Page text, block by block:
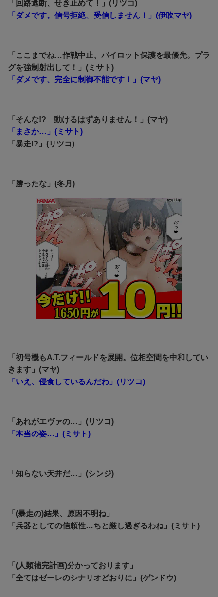
「回路遮断、せき止めて！」(リツコ)
「ダメです。信号拒絶、受信しません！」(伊吹マヤ)
「ここまでね…作戦中止、パイロット保護を最優先。プラ
グを強制射出して！」(ミサト)
「ダメです、完全に制御不能です！」(マヤ)
「そんな!? 動けるはずありません！」(マヤ)
「まさか…」(ミサト)
「暴走!?」(リツコ)
「勝ったな」(冬月)
「初号機もA.T.フィールドを展開。位相空間を中和してい
きます」(マヤ)
「いえ、侵食しているんだわ」(リツコ)
「あれがエヴァの…」(リツコ)
「本当の姿…」(ミサト)
「知らない天井だ…」(シンジ)
「(暴走の)結果、原因不明ね」
「兵器としての信頼性…ちと厳し過ぎるわね」(ミサト)
「(人類補完計画)分かっております」
「全てはゼーレのシナリオどおりに」(ゲンドウ)